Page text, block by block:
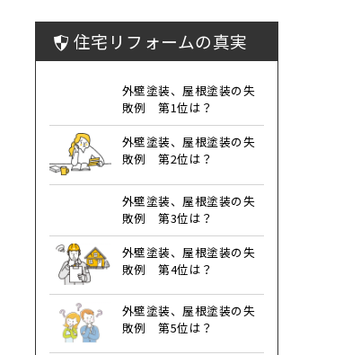
住宅リフォームの真実
外壁塗装、屋根塗装の失
敗例 第1位は？
外壁塗装、屋根塗装の失
敗例 第2位は？
外壁塗装、屋根塗装の失
敗例 第3位は？
外壁塗装、屋根塗装の失
敗例 第4位は？
外壁塗装、屋根塗装の失
敗例 第5位は？